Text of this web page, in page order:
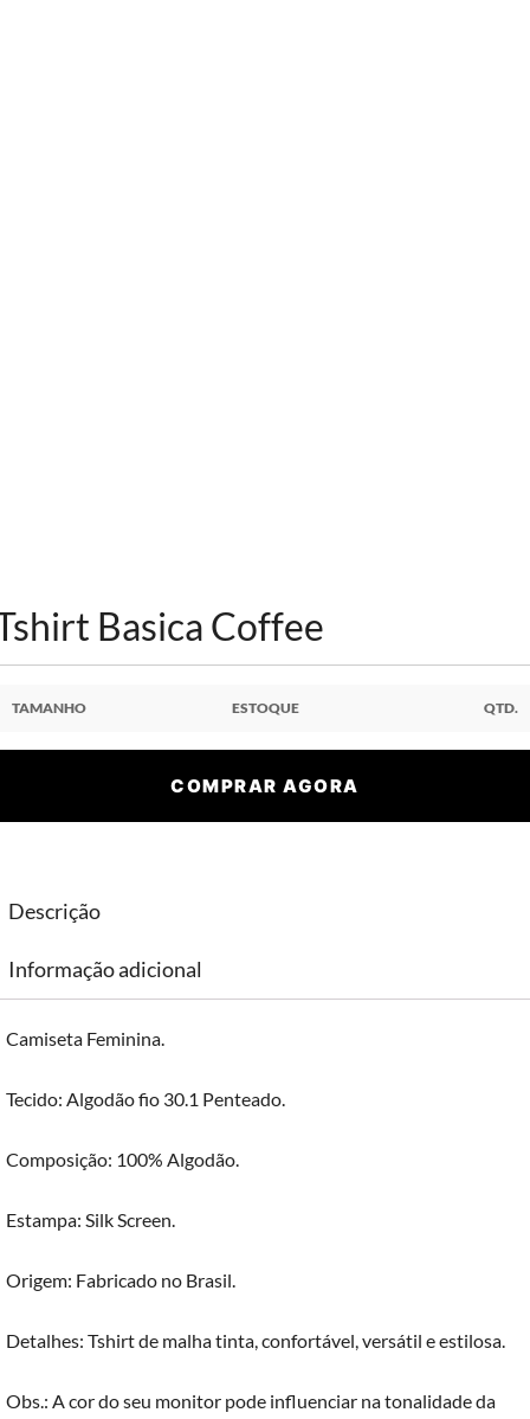
Basica Coffee
TAMANHO ESTOQUE QTD.
COMPRAR AGORA
Descrição
Informação adicional
Camiseta Feminina.
Tecido: Algodão fio 30.1 Penteado.
Composição: 100% Algodão.
Estampa: Silk Screen.
Origem: Fabricado no Brasil.
Detalhes: Tshirt de malha tinta, confortável, versátil e estilosa.
Obs.: A cor do seu monitor pode influenciar na tonalidade da